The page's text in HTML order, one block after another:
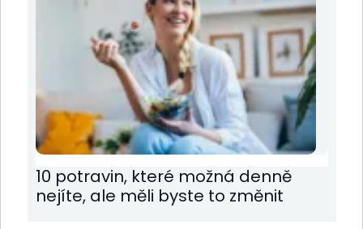
10 potravin, které možná denně
nejíte, ale měli byste to změnit